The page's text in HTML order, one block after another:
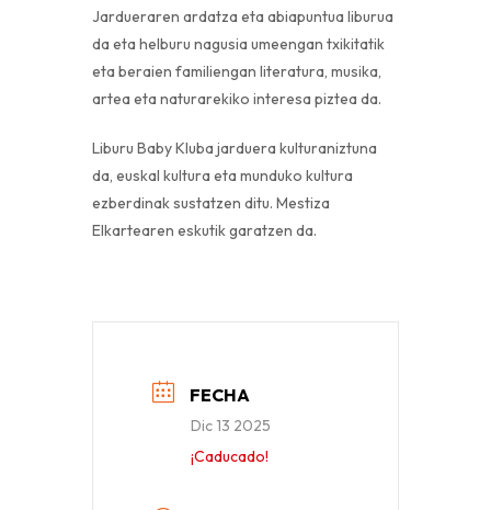
Jardueraren ardatza eta abiapuntua liburua
da eta helburu nagusia umeengan txikitatik
eta beraien familiengan literatura, musika,
artea eta naturarekiko interesa piztea da.
Liburu Baby Kluba jarduera kulturaniztuna
da, euskal kultura eta munduko kultura
ezberdinak sustatzen ditu. Mestiza
Elkartearen eskutik garatzen da.
FECHA
Dic 13 2025
¡Caducado!